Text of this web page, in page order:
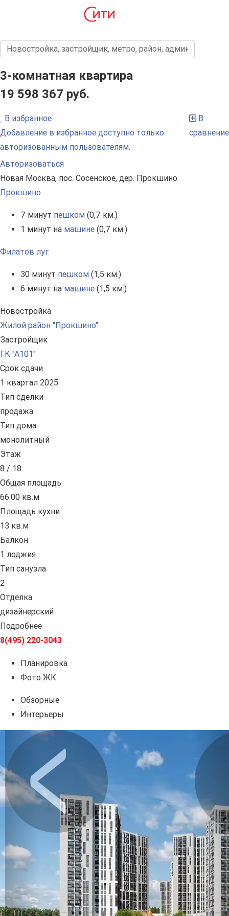
3-комнатная квартира
19 598 367 руб.
В избранное
Добавление в избранное доступно только
авторизованным пользователям.
Авторизоваться
В
сравнение
Новая Москва, пос. Сосенское, дер. Прокшино
Прокшино
7 минут пешком (0,7 км.)
1 минут на машине (0,7 км.)
Филатов луг
30 минут пешком (1,5 км.)
6 минут на машине (1,5 км.)
Новостройка
Жилой район "Прокшино"
Застройщик
ГК "А101"
Срок сдачи
1 квартал 2025
Тип сделки
продажа
Тип дома
монолитный
Этаж
8 / 18
Общая площадь
66.00 кв.м
Площадь кухни
13 кв.м
Балкон
1 лоджия
Тип санузла
2
Отделка
дизайнерский
Подробнее
8(495) 220-3043
Планировка
Фото ЖК
Обзорные
Интерьеры
Предыдущее